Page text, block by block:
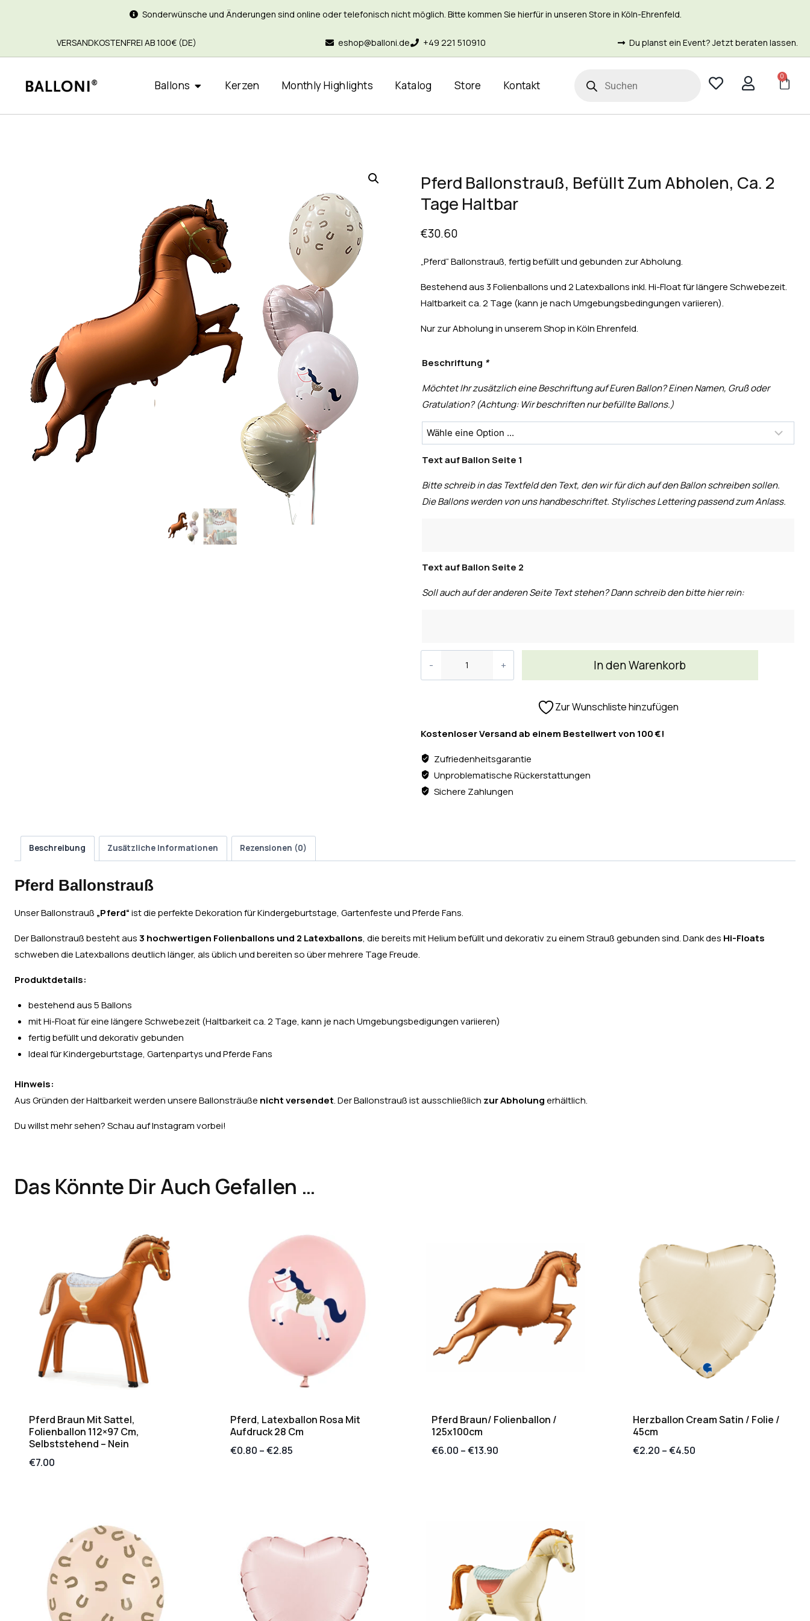
Sonderwünsche und Änderungen sind online oder telefonisch nicht möglich. Bitte kommen Sie hierfür in unseren Store in Köln-Ehrenfeld.
VERSANDKOSTENFREI AB 100€ (DE) eshop@balloni.de +49 221 510910 Du planst ein Event? Jetzt beraten lassen.
Ballons Kerzen Monthly Highlights Katalog Store Kontakt
0
Pferd Ballonstrauß, Befüllt Zum Abholen, Ca. 2
Tage Haltbar
€30.60
„Pferd“ Ballonstrauß, fertig befüllt und gebunden zur Abholung.
Bestehend aus 3 Folienballons und 2 Latexballons inkl. Hi-Float für längere Schwebezeit.
Haltbarkeit ca. 2 Tage (kann je nach Umgebungsbedingungen variieren).
Nur zur Abholung in unserem Shop in Köln Ehrenfeld.
Beschriftung *
Möchtet Ihr zusätzlich eine Beschriftung auf Euren Ballon? Einen Namen, Gruß oder
Gratulation? (Achtung: Wir beschriften nur befüllte Ballons.)
Text auf Ballon Seite 1
Bitte schreib in das Textfeld den Text, den wir für dich auf den Ballon schreiben sollen.
Die Ballons werden von uns handbeschriftet. Stylisches Lettering passend zum Anlass.
Text auf Ballon Seite 2
Soll auch auf der anderen Seite Text stehen? Dann schreib den bitte hier rein:
In den Warenkorb
Zur Wunschliste hinzufügen
Kostenloser Versand ab einem Bestellwert von 100 €!
Zufriedenheitsgarantie
Unproblematische Rückerstattungen
Sichere Zahlungen
Beschreibung Zusätzliche Informationen Rezensionen (0)
Pferd Ballonstrauß
Unser Ballonstrauß „Pferd“ist die perfekte Dekoration für Kindergeburtstage, Gartenfeste und Pferde Fans.
Der Ballonstrauß besteht aus3 hochwertigen Folienballons und 2 Latexballons, die bereits mit Helium befüllt und dekorativ zu einem Strauß gebunden sind. Dank des Hi-Floats
schweben die Latexballons deutlich länger, als üblich und bereiten so über mehrere Tage Freude.
Produktdetails:
bestehend aus 5 Ballons
mit Hi-Float für eine längere Schwebezeit (Haltbarkeit ca. 2 Tage, kann je nach Umgebungsbedigungen variieren)
fertig befüllt und dekorativ gebunden
Ideal für Kindergeburtstage, Gartenpartys und Pferde Fans
Hinweis:
Aus Gründen der Haltbarkeit werden unsere Ballonsträuße nicht versendet. Der Ballonstrauß ist ausschließlich zur Abholungerhältlich.
Du willst mehr sehen? Schau aufInstagramvorbei!
Das Könnte Dir Auch Gefallen …
Pferd Braun Mit Sattel,
Folienballon 112×97 Cm,
Selbststehend – Nein
€7.00
Pferd, Latexballon Rosa Mit
Aufdruck 28 Cm
€0.80 –€2.85
Pferd Braun/ Folienballon /
125x100cm
€6.00 –€13.90
Herzballon Cream Satin / Folie /
45cm
€2.20 –€4.50